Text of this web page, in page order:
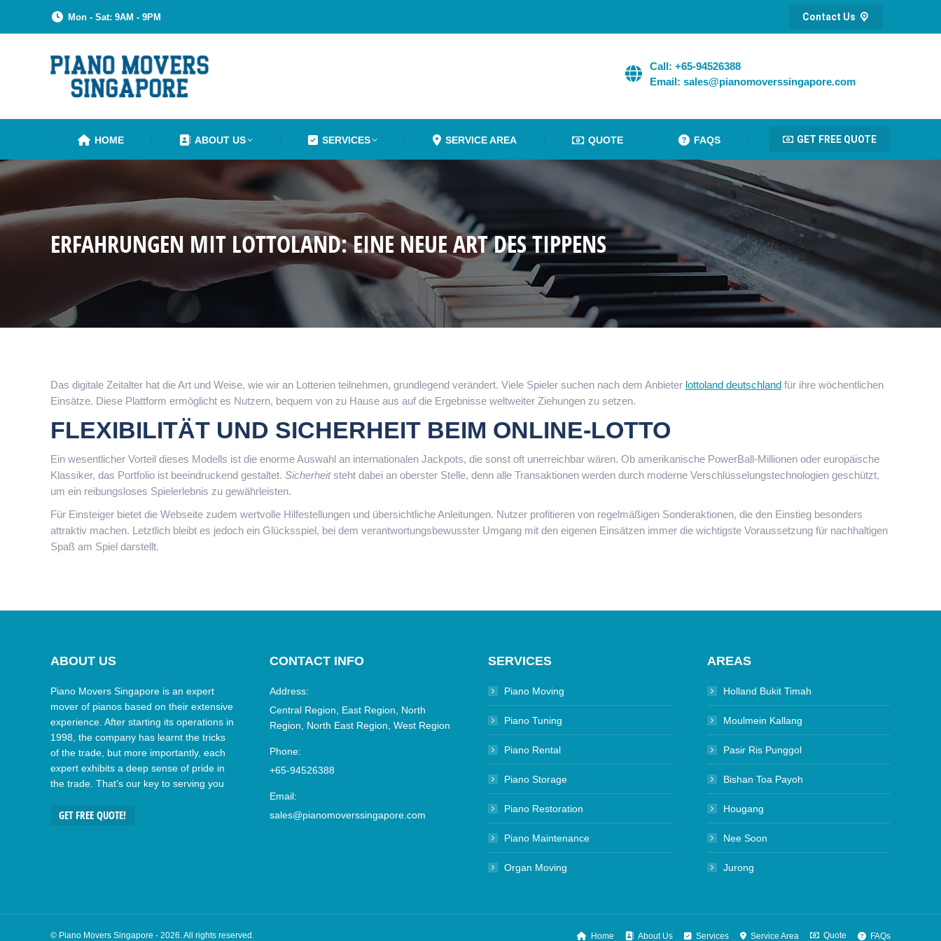
Mon - Sat: 9AM - 9PM Contact Us
Call: +65-94526388
Email: sales@pianomoverssingapore.com
HOME ABOUT US SERVICES SERVICE AREA QUOTE FAQS GET FREE QUOTE
ERFAHRUNGEN MIT LOTTOLAND: EINE NEUE ART DES TIPPENS
Das digitale Zeitalter hat die Art und Weise, wie wir an Lotterien teilnehmen, grundlegend verändert. Viele Spieler suchen nach dem Anbieter lottoland deutschland für ihre wöchentlichen
Einsätze. Diese Plattform ermöglicht es Nutzern, bequem von zu Hause aus auf die Ergebnisse weltweiter Ziehungen zu setzen.
FLEXIBILITÄT UND SICHERHEIT BEIM ONLINE-LOTTO
Ein wesentlicher Vorteil dieses Modells ist die enorme Auswahl an internationalen Jackpots, die sonst oft unerreichbar wären. Ob amerikanische PowerBall-Millionen oder europäische
Klassiker, das Portfolio ist beeindruckend gestaltet. Sicherheitsteht dabei an oberster Stelle, denn alle Transaktionen werden durch moderne Verschlüsselungstechnologien geschützt,
um ein reibungsloses Spielerlebnis zu gewährleisten.
Für Einsteiger bietet die Webseite zudem wertvolle Hilfestellungen und übersichtliche Anleitungen. Nutzer profitieren von regelmäßigen Sonderaktionen, die den Einstieg besonders
attraktiv machen. Letztlich bleibt es jedoch ein Glücksspiel, bei dem verantwortungsbewusster Umgang mit den eigenen Einsätzen immer die wichtigste Voraussetzung für nachhaltigen
Spaß am Spiel darstellt.
ABOUT US
Piano Movers Singapore is an expert
mover of pianos based on their extensive
experience. After starting its operations in
1998, the company has learnt the tricks
of the trade, but more importantly, each
expert exhibits a deep sense of pride in
the trade. That’s our key to serving you
GET FREE QUOTE!
CONTACT INFO
Address:
Central Region, East Region, North
Region, North East Region, West Region
Phone:
+65-94526388
Email:
sales@pianomoverssingapore.com
SERVICES
Piano Moving
Piano Tuning
Piano Rental
Piano Storage
Piano Restoration
Piano Maintenance
Organ Moving
AREAS
Holland Bukit Timah
Moulmein Kallang
Pasir Ris Punggol
Bishan Toa Payoh
Hougang
Nee Soon
Jurong
© Piano Movers Singapore - 2026. All rights reserved. Home About Us Services Service Area Quote FAQs